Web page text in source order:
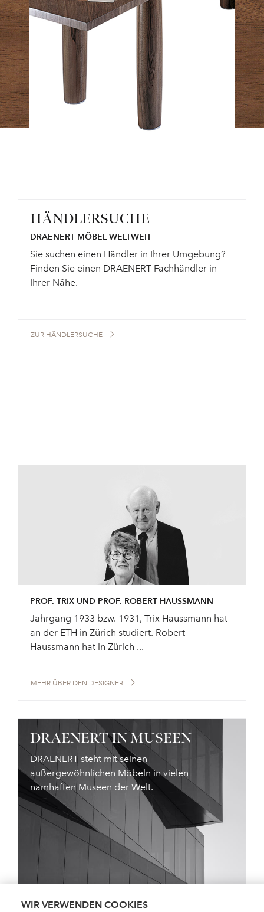
HÄNDLERSUCHE
DRAENERT MÖBEL WELTWEIT
Sie suchen einen Händler in Ihrer Umgebung?
Finden Sie einen DRAENERT Fachhändler in
Ihrer Nähe.
ZUR HÄNDLERSUCHE
PROF. TRIX UND PROF. ROBERT HAUSSMANN
Jahrgang 1933 bzw. 1931, Trix Haussmann hat
an der ETH in Zürich studiert. Robert
Haussmann hat in Zürich ...
MEHR ÜBER DEN DESIGNER
DRAENERT IN MUSEEN
DRAENERT steht mit seinen
außergewöhnlichen Möbeln in vielen
namhaften Museen der Welt.
WIR VERWENDEN COOKIES